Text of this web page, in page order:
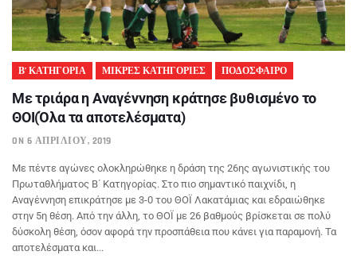
Β’ ΚΑΤΗΓΟΡΙΑ ΜΙΚΡΕΣ ΚΑΤΗΓΟΡΙΕΣ ΠΟΔΟΣΦΑΙΡΟ
Με τριάρα η Αναγέννηση κράτησε βυθισμένο το
ΘΟΙ(Όλα τα αποτελέσματα)
ON 6 ΑΠΡΙΛΊΟΥ, 2019
Με πέντε αγώνες ολοκληρώθηκε η δράση της 26ης αγωνιστικής του
Πρωταθλήματος Β΄ Κατηγορίας. Στο πιο σημαντικό παιχνίδι, η
Αναγέννηση επικράτησε με 3-0 του ΘΟΪ Λακατάμιας και εδραιώθηκε
στην 5η θέση. Από την άλλη, το ΘΟΪ με 26 βαθμούς βρίσκεται σε πολύ
δύσκολη θέση, όσον αφορά την προσπάθεια που κάνει για παραμονή. Τα
αποτελέσματα και...